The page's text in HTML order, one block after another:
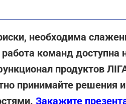
необходима
команд доступна
продуктов
принимайте решения
Закажите